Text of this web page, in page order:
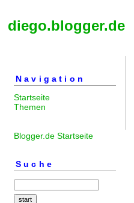
diego.blogger.de
Navigation
Startseite
Themen
Blogger.de Startseite
Suche